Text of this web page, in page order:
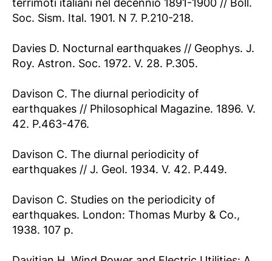
terrimoti italiani nel decennio 1891-1900 // Boll.
Soc. Sism. Ital. 1901. N 7. P.210-218.
Davies D. Nocturnal earthquakes // Geophys. J.
Roy. Astron. Soc. 1972. V. 28. P.305.
Davison C. The diurnal periodicity of
earthquakes // Philosophical Magazine. 1896. V.
42. P.463-476.
Davison C. The diurnal periodicity of
earthquakes // J. Geol. 1934. V. 42. P.449.
Davison C. Studies on the periodicity of
earthquakes. London: Thomas Murby & Co.,
1938. 107 p.